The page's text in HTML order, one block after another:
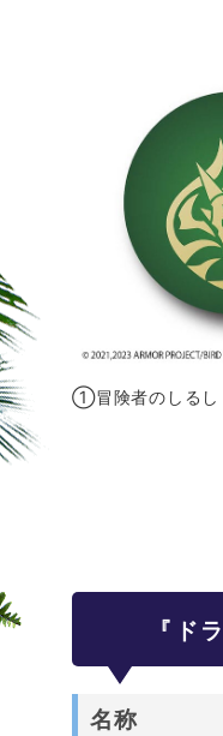
①冒険者のしるし
『ド
名称